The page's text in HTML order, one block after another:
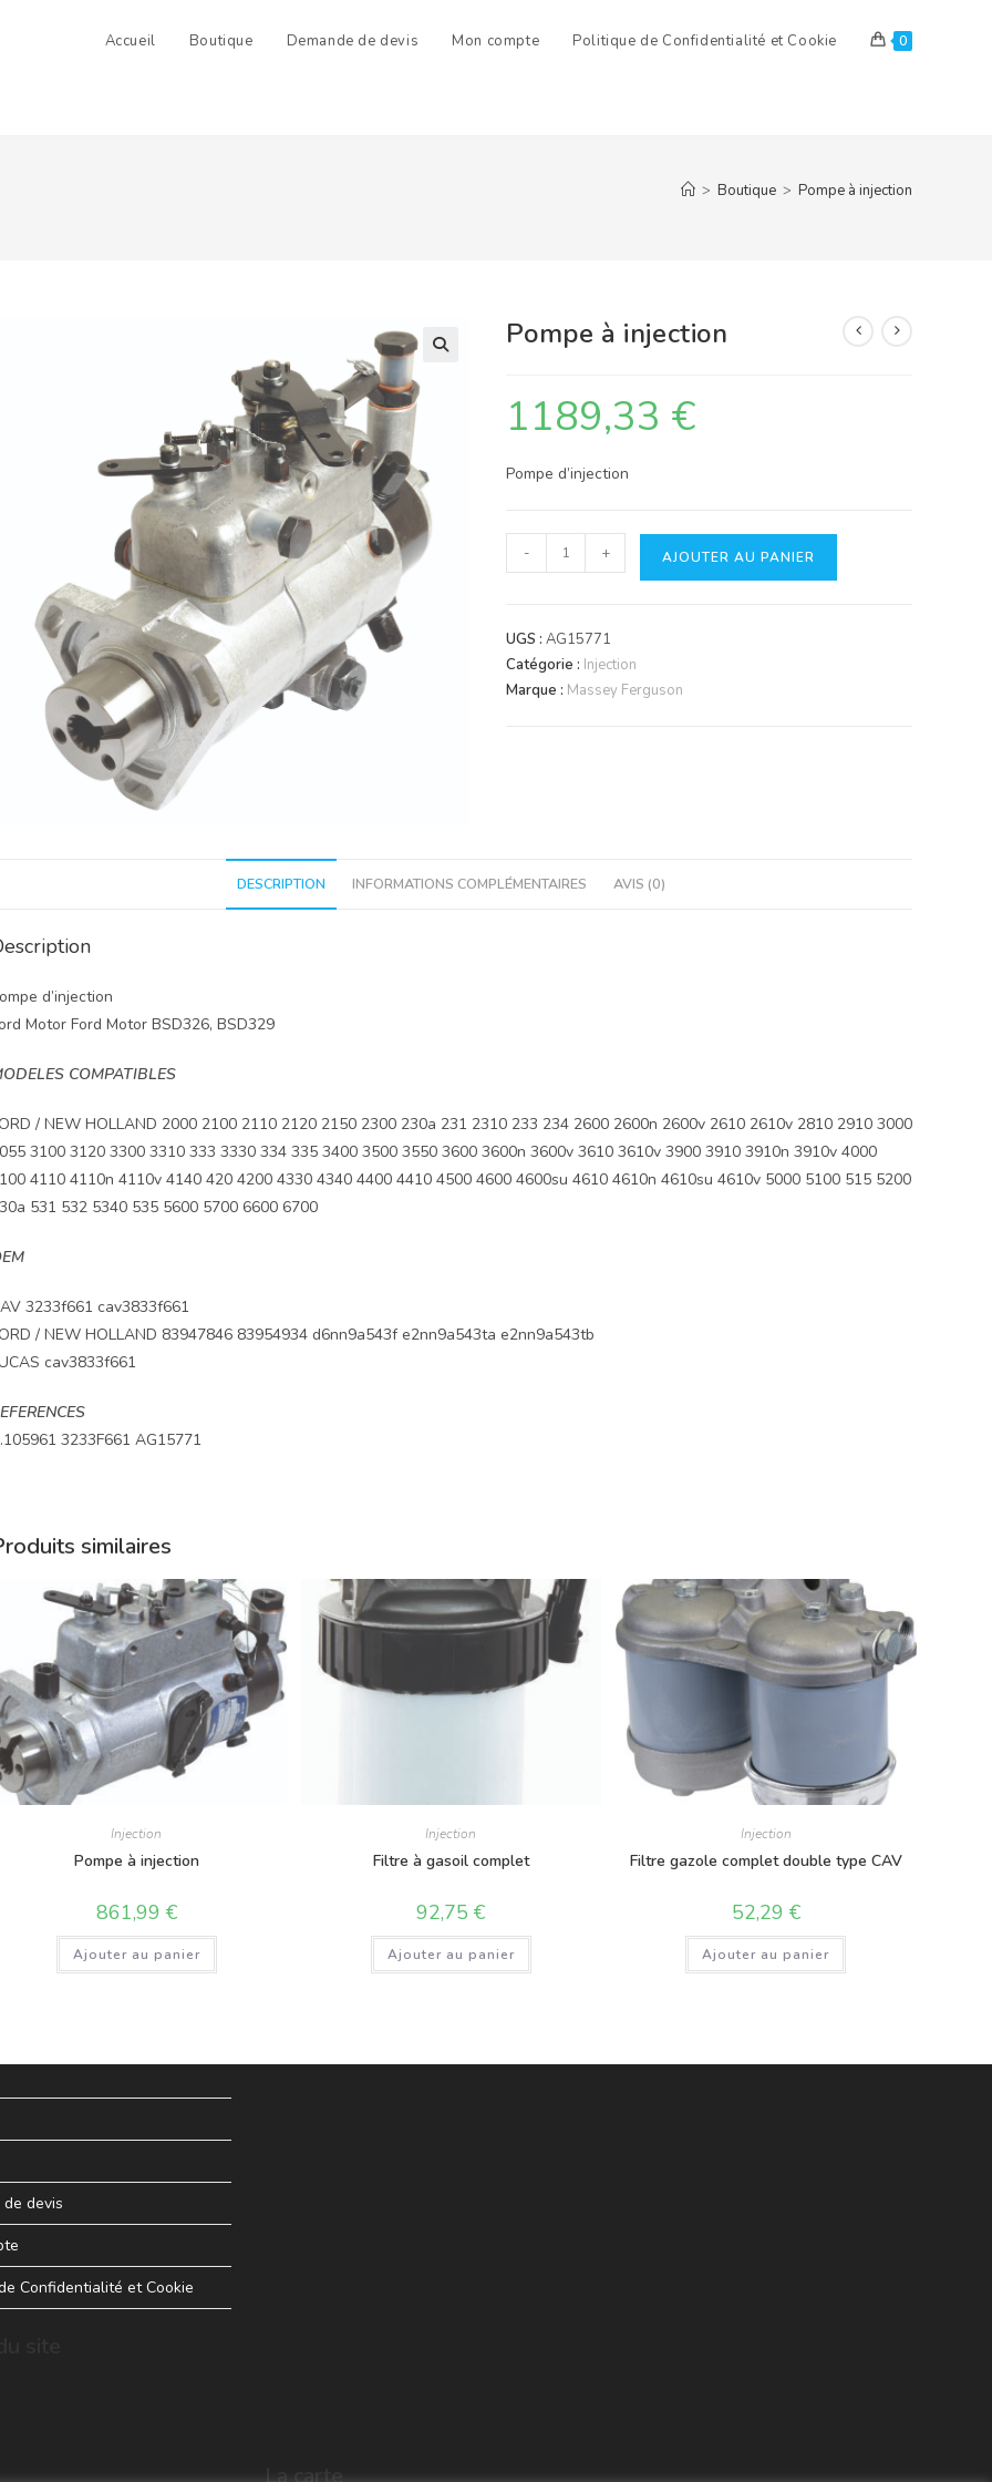
Accueil Boutique Demande de devis Mon compte Politique de Confidentialité et Cookie 0
> Boutique > Pompe à injection
Pompe à injection
1189,33 €
Pompe d’injection
quantité
de
à
injection
- + AJOUTER AU PANIER
UGS :AG15771
Catégorie : Injection
Marque : Massey Ferguson
DESCRIPTION INFORMATIONS COMPLÉMENTAIRES AVIS (0)
d’injection
Motor Ford Motor BSD326, BSD329
COMPATIBLES
/ NEW HOLLAND 2000 2100 2110 2120 2150 2300 230a 231 2310 233 234 2600 2600n 2600v 2610 2610v 2810 2910 3000
3100 3120 3300 3310 333 3330 334 335 3400 3500 3550 3600 3600n 3600v 3610 3610v 3900 3910 3910n 3910v 4000
4110 4110n 4110v 4140 420 4200 4330 4340 4400 4410 4500 4600 4600su 4610 4610n 4610su 4610v 5000 5100 515 5200
531 532 5340 535 5600 5700 6600 6700
3233f661 cav3833f661
/ NEW HOLLAND 83947846 83954934 d6nn9a543f e2nn9a543ta e2nn9a543tb
cav3833f661
3233F661 AG15771
similaires
Injection
Pompe à injection
861,99 €
Ajouter au panier
Injection
Filtre à gasoil complet
92,75€
Ajouter au panier
Injection
Filtre gazole complet double type CAV
52,29 €
Ajouter au panier
devis
Confidentialité et Cookie